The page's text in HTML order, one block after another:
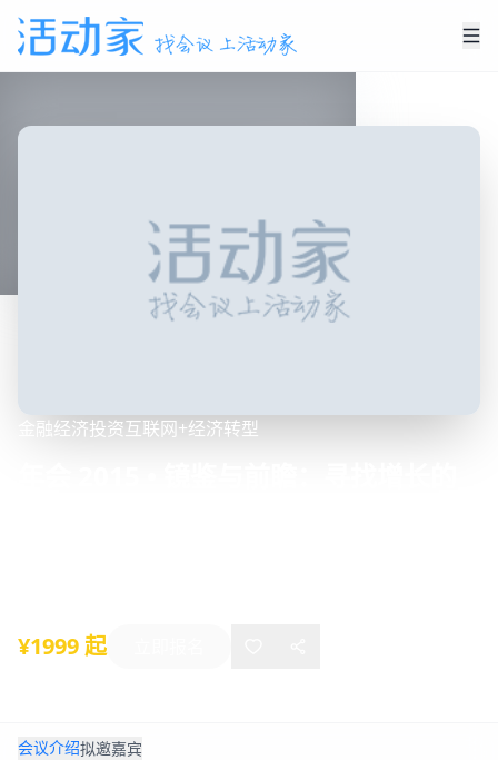
金融经济投资互联网+经济转型
¥1999 起
会议介绍拟邀嘉宾